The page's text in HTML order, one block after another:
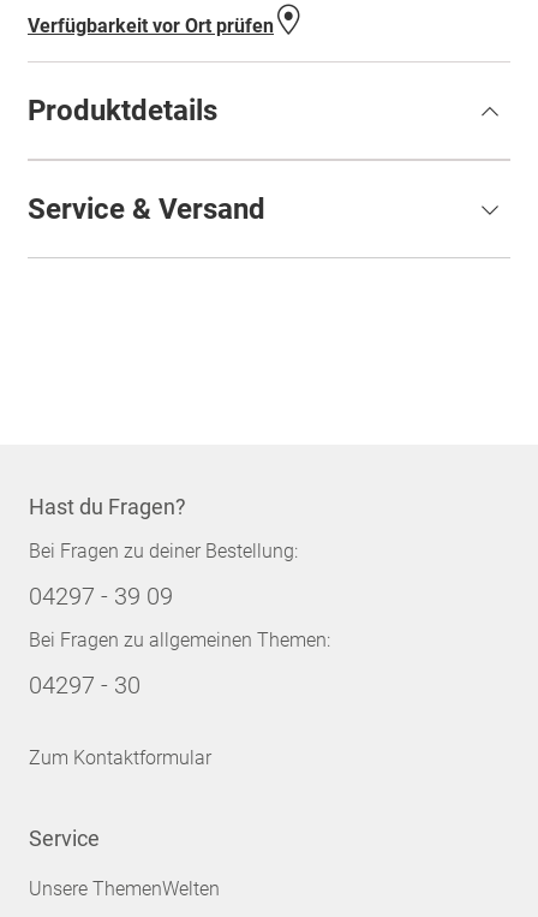
Verfügbarkeit vor Ort prüfen
Produktdetails
Service & Versand
Hast du Fragen?
Bei Fragen zu deiner Bestellung:
04297 - 39 09
Bei Fragen zu allgemeinen Themen:
04297 - 30
Zum Kontaktformular
Service
Unsere ThemenWelten